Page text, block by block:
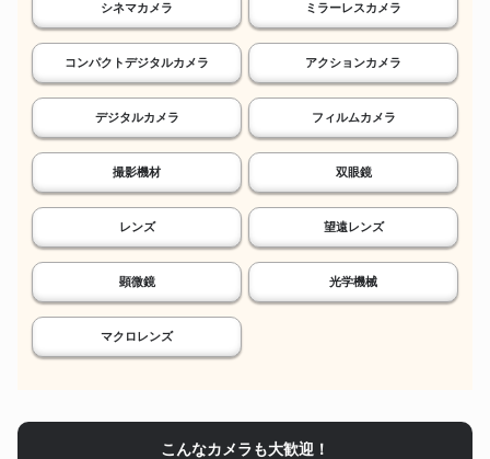
シネマカメラ ミラーレスカメラ
コンパクトデジタルカメラ アクションカメラ
デジタルカメラ フィルムカメラ
撮影機材 双眼鏡
レンズ 望遠レンズ
顕微鏡 光学機械
マクロレンズ
こんなカメラも大歓迎！